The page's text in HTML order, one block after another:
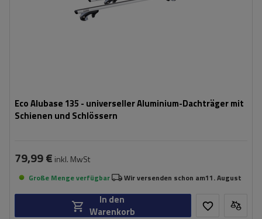
Eco Alubase 135 - universeller Aluminium-Dachträger mit
Schienen und Schlössern
79,99 € inkl. MwSt
Große Menge verfügbar Wir versenden schon am11. August
In den
Warenkorb